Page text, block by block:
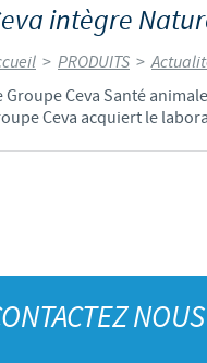
intègre
> PRODUITS >
Groupe Ceva Santé
Ceva acquiert le
NOUS